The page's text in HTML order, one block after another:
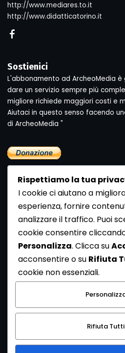
http://www.mediares.to.it
http://www.didatticatorino.it
Sostienici
L'abbonamento ad ArcheoMedia
dare un servizio sempre più
migliore richiede maggiori costi e
Aiutaci in questo senso facendo
di ArcheoMedia "
Newsletter
Se vuoi ricevere la Rivista gratuita
dalla Redazione di ArcheoMedia
Newsletter [Clicca Qui]
Con l'invio del messaggio l'utente
l’informativa sulla privacy e di
dei propri dati personali.
Rispettiamo la tua
I cookie ci aiutano a
esperienza, fornire
analizzare il traffico. Puoi
cookie consentire
Personalizza. Clicca su
acconsentire o su Rifiuta
cookie non essenziali.
Rifiuta Tutti